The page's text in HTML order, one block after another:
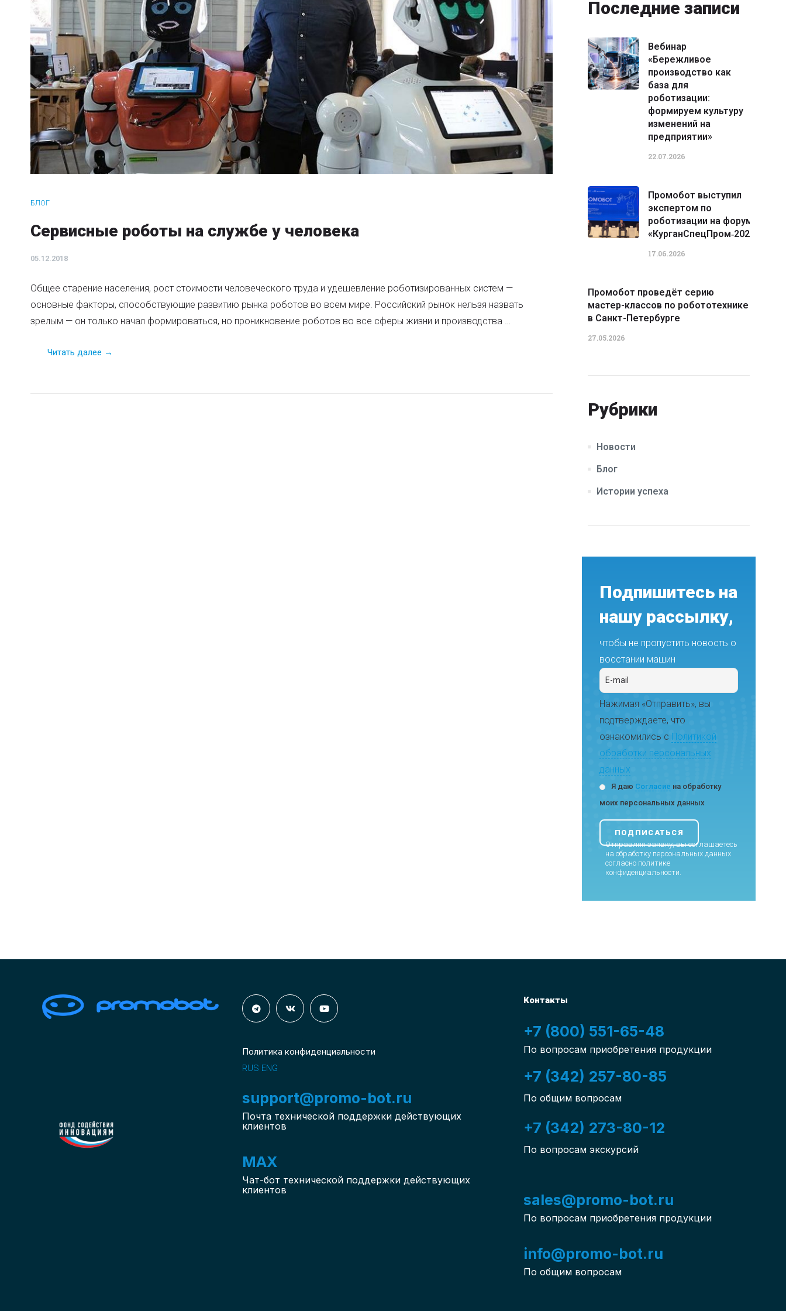
БЛОГ
Сервисные роботы на службе у человека
05.12.2018
Общее старение населения, рост стоимости человеческого труда и удешевление роботизированных систем —
основные факторы, способствующие развитию рынка роботов во всем мире. Российский рынок нельзя назвать
зрелым — он только начал формироваться, но проникновение роботов во все сферы жизни и производства …
Читать далее →
Последние записи
Вебинар
«Бережливое
производство как
база для
роботизации:
формируем культуру
изменений на
предприятии»
22.07.2026
Промобот выступил
экспертом по
роботизации на форуме
«КурганСпецПром‑2026»
17.06.2026
Промобот проведёт серию
мастер-классов по робототехнике
в Санкт-Петербурге
27.05.2026
Рубрики
Новости
Блог
Истории успеха
Подпишитесь на
нашу рассылку,
чтобы не пропустить новость о
восстании машин
Нажимая «Отправить», вы
подтверждаете, что
ознакомились с Политикой
обработки персональных
данных
Я даю Согласие на обработку
моих персональных данных
Отправляя заявку, вы соглашаетесь
на обработку персональных данных
согласно политике
конфиденциальности.
Политика конфиденциальности
RUS ENG
support@promo-bot.ru
Почта технической поддержки действующих
клиентов
MAX
Чат-бот технической поддержки действующих
клиентов
Контакты
+7 (800) 551-65-48
По вопросам приобретения продукции
+7 (342) 257-80-85
По общим вопросам
+7 (342) 273-80-12
По вопросам экскурсий
sales@promo-bot.ru
По вопросам приобретения продукции
info@promo-bot.ru
По общим вопросам